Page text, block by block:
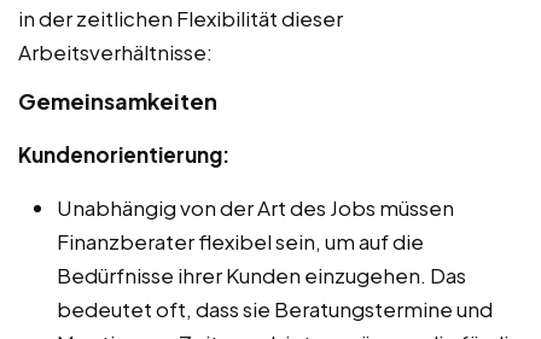
in der zeitlichen Flexibilität dieser
Arbeitsverhältnisse:
Gemeinsamkeiten
Kundenorientierung:
Unabhängig von der Art des Jobs müssen
Finanzberater flexibel sein, um auf die
Bedürfnisse ihrer Kunden einzugehen. Das
bedeutet oft, dass sie Beratungstermine und